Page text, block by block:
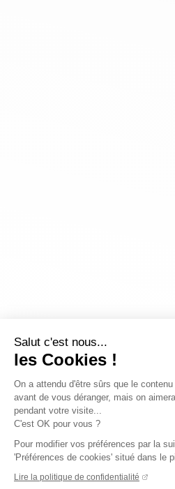
Salut c'est nous...
les Cookies !
On a attendu d'être sûrs que le
avant de vous déranger, mais on
pendant votre visite...
C'est OK pour vous ?
Pour modifier vos préférences par la
'Préférences de cookies' situé dans le
Lire la politique de confidentialité